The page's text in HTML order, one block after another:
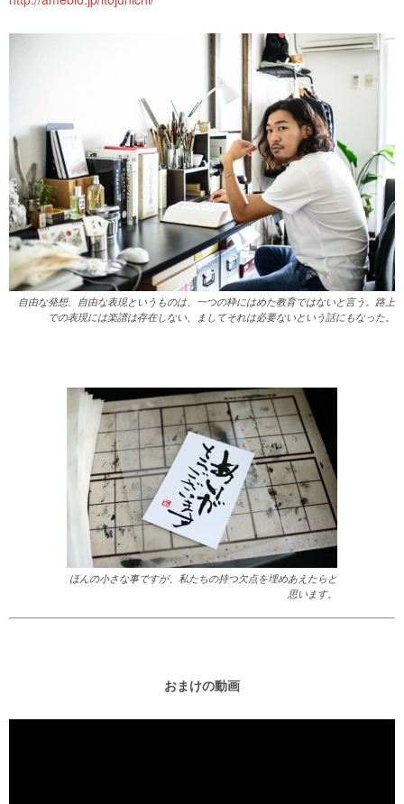
自由な発想、自由な表現というものは、一つの枠にはめた教育ではないと言う。路上
での表現には楽譜は存在しない、ましてそれは必要ないという話にもなった。
ほんの小さな事ですが、私たちの持つ欠点を埋めあえたらと
思います。
おまけの動画